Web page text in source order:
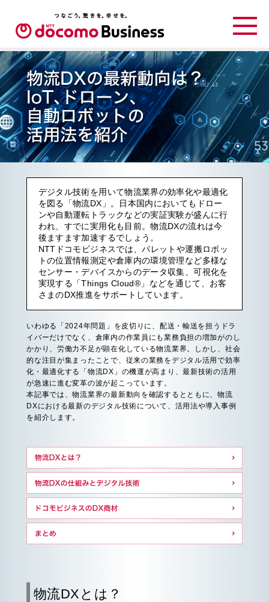
デジタル技術を用いて物流業界の効率化や最適化
を図る「物流DX」。日本国内においてもドロー
ンや自動運転トラックなどの実証実験が盛んに行
われ、すでに実用化も目前。物流DXの流れは今
後ますます加速するでしょう。
NTTドコモビジネスでは、パレットや運搬ロボッ
トの位置情報測定や倉庫内の環境管理など多様な
センサー・デバイスからのデータ収集、可視化を
実現する「Things Cloud®」などを通じて、お客
さまのDX推進をサポートしています。
いわゆる「2024年問題」を皮切りに、配送・輸送を担うドラ
イバーだけでなく、倉庫内の作業員にも業務負担の増加がのし
かかり、労働力不足が顕在化している物流業界。しかし、社会
的な注目が集まったことで、従来の業務をデジタル活用で効率
化・最適化する「物流DX」の機運が高まり、最新技術の活用
が急速に進む変革の波が起こっています。
本記事では、物流業界の最新動向を確認するとともに、物流
DXにおける最新のデジタル技術について、活用法や導入事例
を紹介します。
物流DXとは？